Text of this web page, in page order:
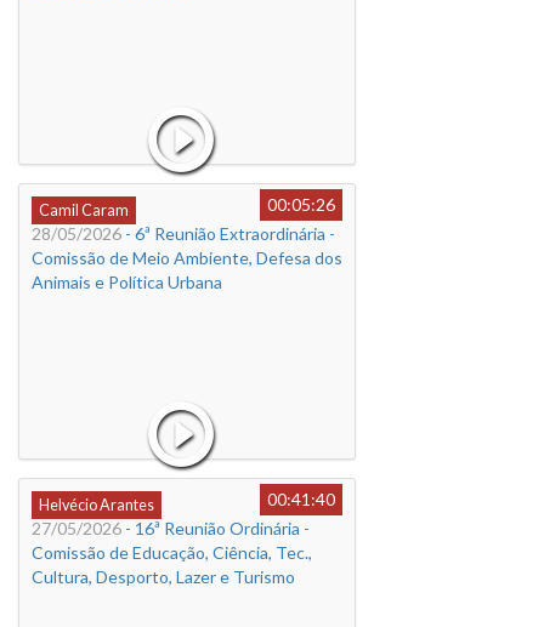
Camil Caram
00:05:26
28/05/2026 - 6ª Reunião Extraordinária -
Comissão de Meio Ambiente, Defesa dos
Animais e Política Urbana
Helvécio Arantes
00:41:40
27/05/2026 - 16ª Reunião Ordinária -
Comissão de Educação, Ciência, Tec.,
Cultura, Desporto, Lazer e Turismo